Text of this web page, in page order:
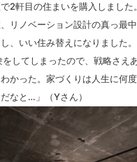
2軒目の住まいを購入しまし
リノベーション設計の真っ最
、いい住み替えになりました。
してしまったので、戦略さえ
かった。家づくりは人生に何度
なと … 」（Yさん）